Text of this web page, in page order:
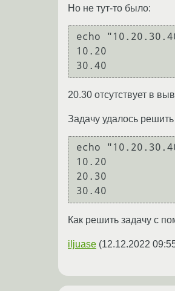
Но не тут-то было:
echo
10.20
20.30 отсутствует в
Задачу удалось
echo
10.20
20.30
Как решить задачу с
iljuase (12.12.2022